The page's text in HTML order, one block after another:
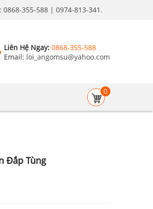
0868-355-588 | 0974-813-341.
Liên Hệ Ngay: 0868-355-588
Email: loi_angomsu@yahoo.com
0
Đắp Tùng